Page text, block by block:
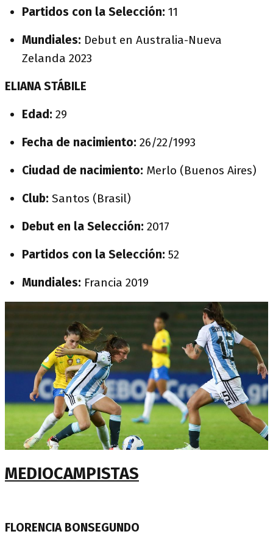
Partidos con la Selección: 11
Mundiales: Debut en Australia-Nueva
Zelanda 2023
ELIANA STÁBILE
Edad: 29
Fecha de nacimiento: 26/22/1993
Ciudad de nacimiento: Merlo (Buenos Aires)
Club: Santos (Brasil)
Debut en la Selección: 2017
Partidos con la Selección: 52
Mundiales: Francia 2019
MEDIOCAMPISTAS
FLORENCIA BONSEGUNDO